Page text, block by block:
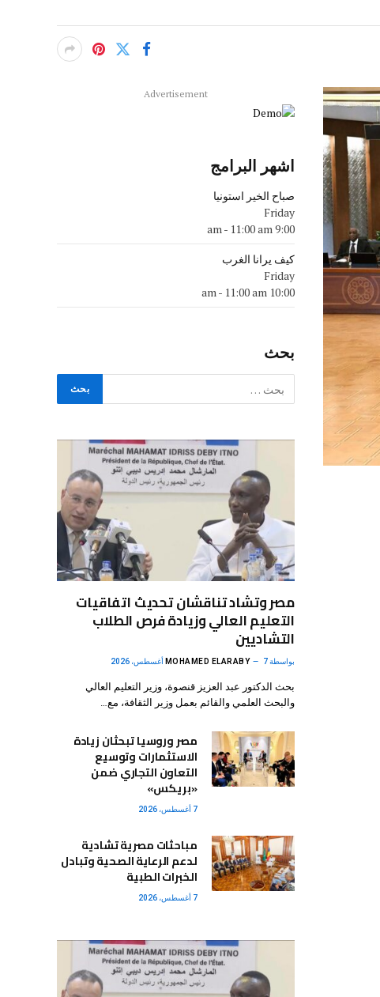
Advertisement
اشهر البرامج
صباح الخير استونيا
Friday
9:00 am
- 11:00 am
كيف يرانا الغرب
Friday
10:00 am
- 11:00 am
بحث
مصر وتشاد تناقشان تحديث اتفاقيات
التعليم العالي وزيادة فرص الطلاب
التشاديين
بواسطة MOHAMED ELARABY 7 أغسطس، 2026
بحث الدكتور عبد العزيز قنصوة، وزير التعليم العالي
والبحث العلمي والقائم بعمل وزير الثقافة، مع…
مصر وروسيا تبحثان زيادة
الاستثمارات وتوسيع
التعاون التجاري ضمن
«بريكس»
7 أغسطس، 2026
مباحثات مصرية تشادية
لدعم الرعاية الصحية وتبادل
الخبرات الطبية
7 أغسطس، 2026